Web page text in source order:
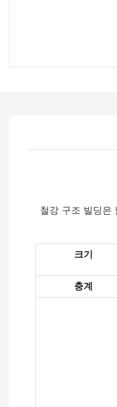
철강 구조 빌딩은
크기
충계